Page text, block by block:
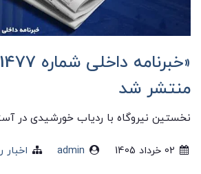
منتشر شد
نخستین نیروگاه با ردیاب خورشیدی در
admin